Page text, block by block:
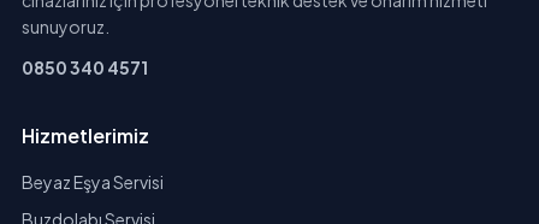
sunuyoruz.
0850 340 4571
Hizmetlerimiz
Beyaz Eşya Servisi